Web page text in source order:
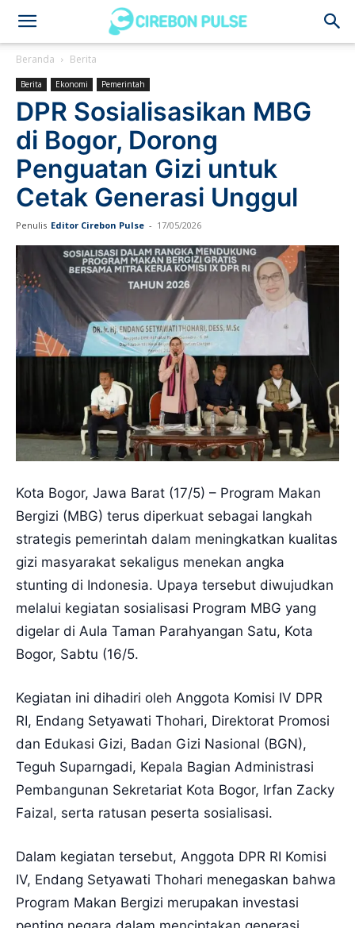
Cirebon
Pulse
Beranda Berita
Berita Ekonomi Pemerintah
DPR Sosialisasikan MBG
di Bogor, Dorong
Penguatan Gizi untuk
Cetak Generasi Unggul
Penulis Editor Cirebon Pulse - 17/05/2026
Kota Bogor, Jawa Barat (17/5) – Program Makan
Bergizi (MBG) terus diperkuat sebagai langkah
strategis pemerintah dalam meningkatkan kualitas
gizi masyarakat sekaligus menekan angka
stunting di Indonesia. Upaya tersebut diwujudkan
melalui kegiatan sosialisasi Program MBG yang
digelar di Aula Taman Parahyangan Satu, Kota
Bogor, Sabtu (16/5.
Kegiatan ini dihadiri oleh Anggota Komisi IV DPR
RI, Endang Setyawati Thohari, Direktorat Promosi
dan Edukasi Gizi, Badan Gizi Nasional (BGN),
Teguh Suparngadi, Kepala Bagian Administrasi
Pembangunan Sekretariat Kota Bogor, Irfan Zacky
Faizal, serta ratusan peserta sosialisasi.
Dalam kegiatan tersebut, Anggota DPR RI Komisi
IV, Endang Setyawati Thohari menegaskan bahwa
Program Makan Bergizi merupakan investasi